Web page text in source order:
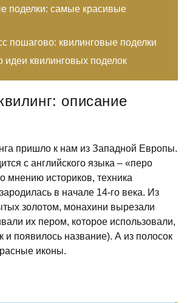
поделки: самые красивые
пошагово: квилинговые поделки
квилинговых поделок
описание
пришло к нам из Западной Европы.
с английского языка – «перо
мнению историков, техника
в начале 14-го века. Из
золотом, монахини вырезали
их пером, которое использовали,
и появилось название). А из полосок
иконы.